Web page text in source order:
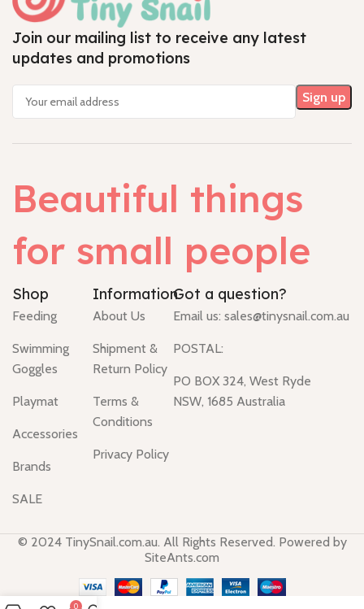
Join our mailing list to receive any latest
updates and promotions
Beautiful things
for small people
Shop
Feeding
Swimming
Goggles
Playmat
Accessories
Brands
SALE
Information
About Us
Shipment &
Return Policy
Terms &
Conditions
Privacy Policy
Got a question?
Email us: sales@tinysnail.com.au
POSTAL:
PO BOX 324, West Ryde
NSW, 1685 Australia
© 2024 TinySnail.com.au. All Rights Reserved. Powered by
SiteAnts.com
0